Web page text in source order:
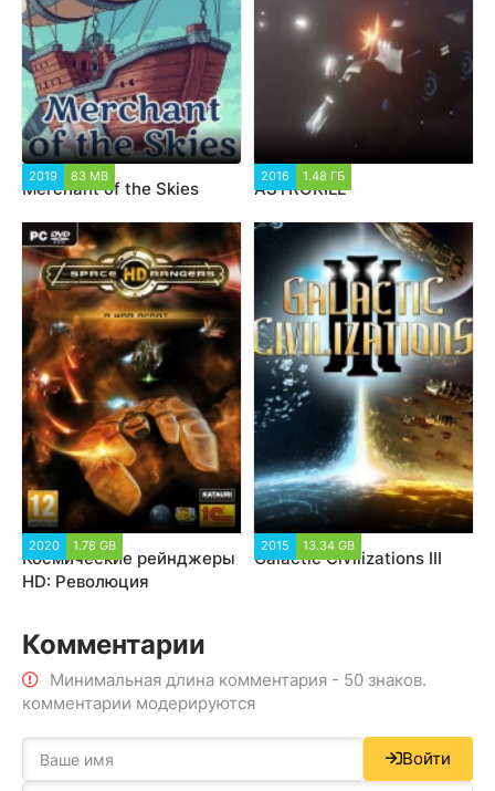
2019 83 MB
Merchant of the Skies
2016 1.48 ГБ
ASTROKILL
2020 1.78 GB
Космические рейнджеры
HD: Революция
2015 13.34 GB
Galactic Civilizations III
Комментарии
Минимальная длина комментария - 50 знаков.
комментарии модерируются
Войти